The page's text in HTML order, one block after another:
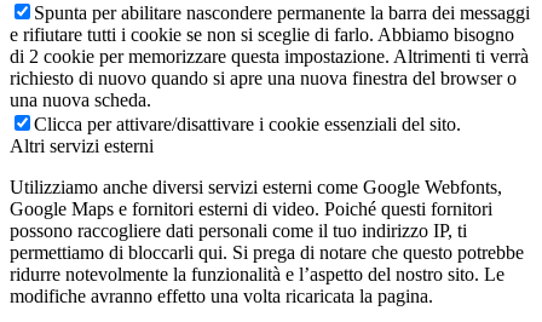
Spunta per abilitare nascondere permanente la barra dei messaggi
e rifiutare tutti i cookie se non si sceglie di farlo. Abbiamo bisogno
di 2 cookie per memorizzare questa impostazione. Altrimenti ti verrà
richiesto di nuovo quando si apre una nuova finestra del browser o
una nuova scheda.
Clicca per attivare/disattivare i cookie essenziali del sito.
Altri servizi esterni
Utilizziamo anche diversi servizi esterni come Google Webfonts,
Google Maps e fornitori esterni di video. Poiché questi fornitori
possono raccogliere dati personali come il tuo indirizzo IP, ti
permettiamo di bloccarli qui. Si prega di notare che questo potrebbe
ridurre notevolmente la funzionalità e l’aspetto del nostro sito. Le
modifiche avranno effetto una volta ricaricata la pagina.